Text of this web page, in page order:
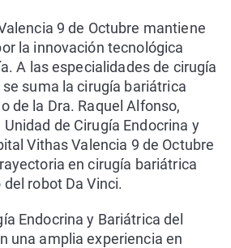
9 de Octubre mantiene
la innovación tecnológica
A las especialidades de cirugía
suma la cirugía bariátrica
de la Dra. Raquel Alfonso,
de Cirugía Endocrina y
Vithas Valencia 9 de Octubre
en cirugía bariátrica
robot Da Vinci.
Endocrina y Bariátrica del
una amplia experiencia en